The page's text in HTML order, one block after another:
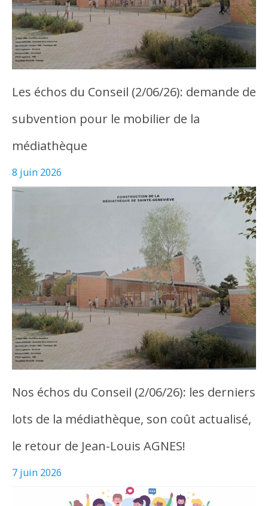
Les échos du Conseil (2/06/26): demande de
subvention pour le mobilier de la
médiathèque
8 juin 2026
Nos échos du Conseil (2/06/26): les derniers
lots de la médiathèque, son coût actualisé,
le retour de Jean-Louis AGNES!
7 juin 2026